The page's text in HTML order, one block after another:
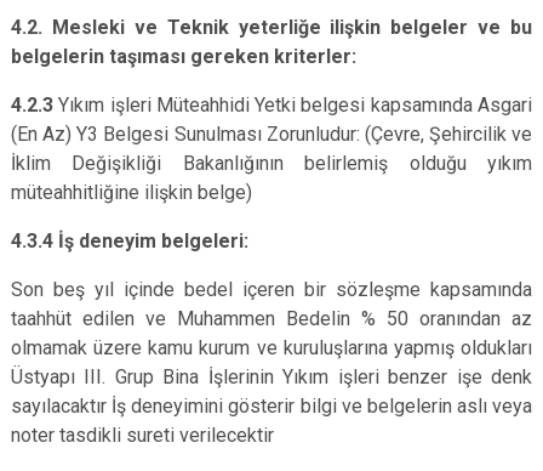
4.2. Mesleki ve Teknik yeterliğe ilişkin belgeler ve bu
belgelerin taşıması gereken kriterler:
4.2.3 Yıkım işleri Müteahhidi Yetki belgesi kapsamında Asgari
(En Az) Y3 Belgesi Sunulması Zorunludur: (Çevre, Şehircilik ve
İklim Değişikliği Bakanlığının belirlemiş olduğu yıkım
müteahhitliğine ilişkin belge)
4.3.4 İş deneyim belgeleri:
Son beş yıl içinde bedel içeren bir sözleşme kapsamında
taahhüt edilen ve Muhammen Bedelin % 50 oranından az
olmamak üzere kamu kurum ve kuruluşlarına yapmış oldukları
Üstyapı III. Grup Bina İşlerinin Yıkım işleri benzer işe denk
sayılacaktır İş deneyimini gösterir bilgi ve belgelerin aslı veya
noter tasdikli sureti verilecektir